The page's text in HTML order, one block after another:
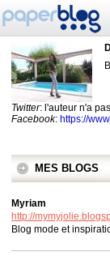
Twitter: l'auteur n'a
Facebook: https://
MES BLOGS
Myriam
http://
Blog mode et